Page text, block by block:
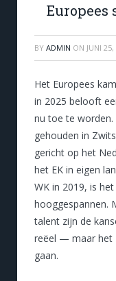
Europees
BY ADMIN ON JUNI
Het Europees
in 2025 belooft
nu toe te
gehouden in
gericht op het
het EK in eigen
WK in 2019, is
hooggespannen.
talent zijn de
reëel — maar het
gaan.